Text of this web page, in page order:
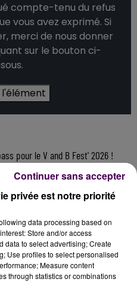
compte-tenu du refus
vous avez exprimé. Si
merci de nous donner
sur le bouton ci-
pour le V and B Fest' 2026 !
pour Papéa Parc !
privée est notre priorité
data processing based on
Store and/or access
data to select advertising; Create
Use profiles to select personalised
Measure content
through statistics or combinations
Continuer sans accepter